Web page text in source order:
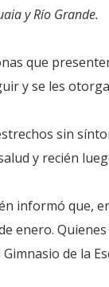
y Río Grande.
que
y se les
sin
y recién
informó que,
enero.
de la